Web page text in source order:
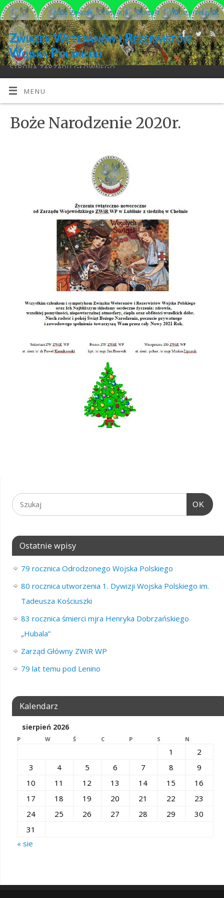
Nasz Związek Fundacja Kontakt Warto przeczytać
Związek Weteranów i Rezerwistów
Wojska Polskiego
STRONA ZARZĄDU GŁÓWNEGO
MENU
Boże Narodzenie 2020r.
OK
Ostatnie wpisy
79 rocznica Odrodzonego Wojska Polskiego
80 rocznica utworzenia 1. Dywizji Wojska Polskiego im.
Tadeusza Kościuszki
83 rocznica śmierci mjra Henryka Dobrzańskiego
„Hubala”
Zarząd Główny ZWiR WP
79 lat temu pod Lenino
Kalendarz
sierpień 2026
P W Ś C P S N
« sie
1
2
3
4 5 6 7 8
9
10
11 12 13 14 15
16
17
18 19 20 21 22
23
24
25 26 27 28 29
30
31